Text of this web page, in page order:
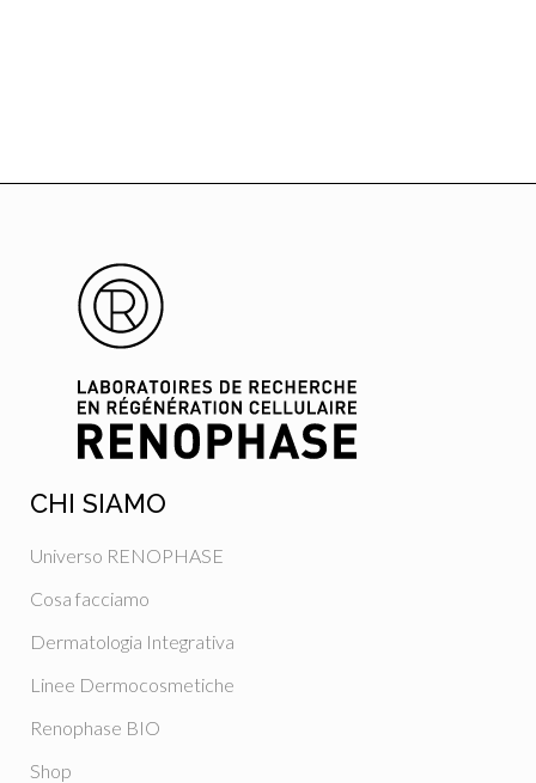
CHI SIAMO
Universo RENOPHASE
Cosa facciamo
Dermatologia Integrativa
Linee Dermocosmetiche
Renophase BIO
Shop